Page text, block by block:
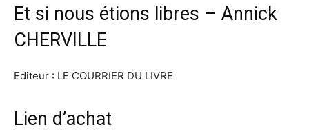
Et si nous étions libres – Annick
CHERVILLE
Editeur : LE COURRIER DU LIVRE
Lien d’achat